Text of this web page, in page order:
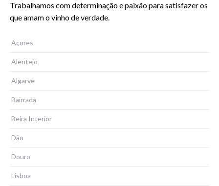
Trabalhamos com determinação e paixão para satisfazer os
que amam o vinho de verdade.
Açores
Alentejo
Algarve
Bairrada
Beira Interior
Dão
Douro
Lisboa